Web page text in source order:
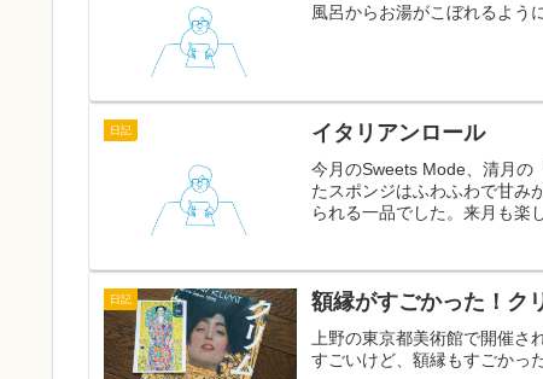
風呂からお湯がこぼれるよう
日記 イタリアンロール
今月のSweets Mode、清月の
たスポンジはふわふわで甘み
られる一品でした。来月も楽
日記 額縁がすごかった！ク
上野の東京都美術館で開催さ
すごいけど、額縁もすごかっ